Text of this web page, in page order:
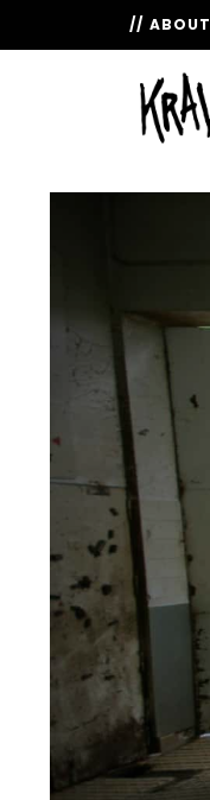
// ABOUT